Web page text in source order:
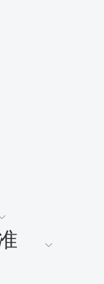
准